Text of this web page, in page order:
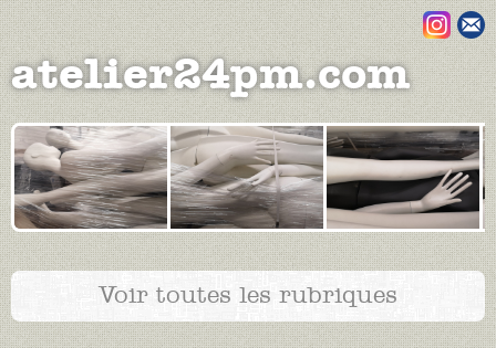
Aller au contenu principal
atelier24pm.com
Voir toutes les rubriques